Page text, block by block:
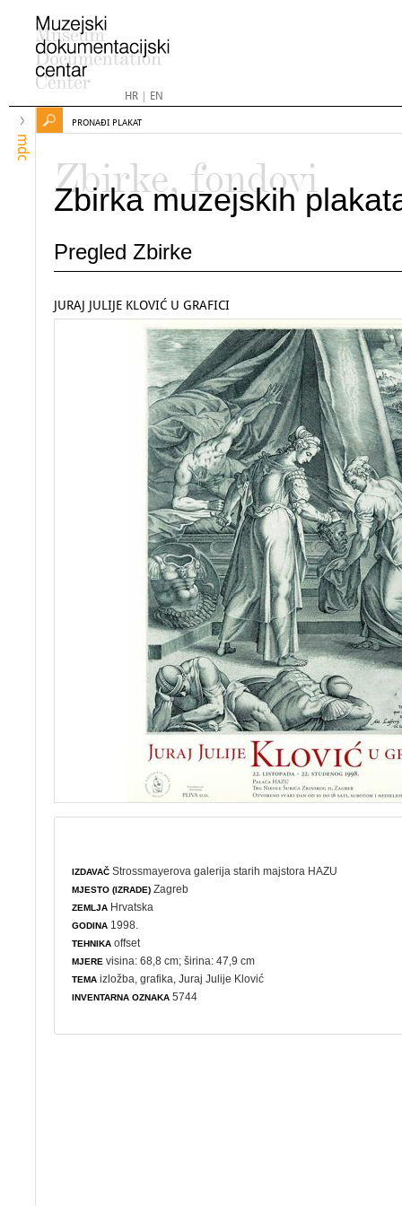
HR| EN
mdc
PRONAĐI PLAKAT
Zbirke, fondovi
Zbirka muzejskih
Pregled Zbirke
JURAJ JULIJE KLOVIĆ U GRAFICI
IZDAVAČ Strossmayerova galerija starih majstora HAZU
MJESTO (IZRADE) Zagreb
ZEMLJA Hrvatska
GODINA 1998.
TEHNIKA offset
MJERE visina: 68,8 cm; širina: 47,9 cm
TEMA izložba ,grafika , Juraj Julije Klović
INVENTARNA OZNAKA 5744